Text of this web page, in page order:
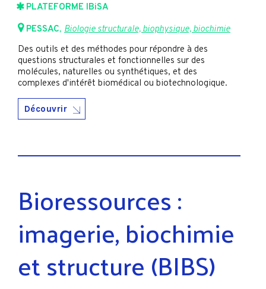
PLATEFORME IBiSA
PESSAC, Biologie structurale, biophysique, biochimie
Des outils et des méthodes pour répondre à des
questions structurales et fonctionnelles sur des
molécules, naturelles ou synthétiques, et des
complexes d'intérêt biomédical ou biotechnologique.
Découvrir
Bioressources :
imagerie, biochimie
et structure (BIBS)